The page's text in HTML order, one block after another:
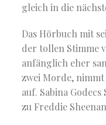
gleich in die
Das Hörbuch mit
der tollen Stimme
anfänglich eher
zwei Morde,
auf. Sabina
zu Freddie